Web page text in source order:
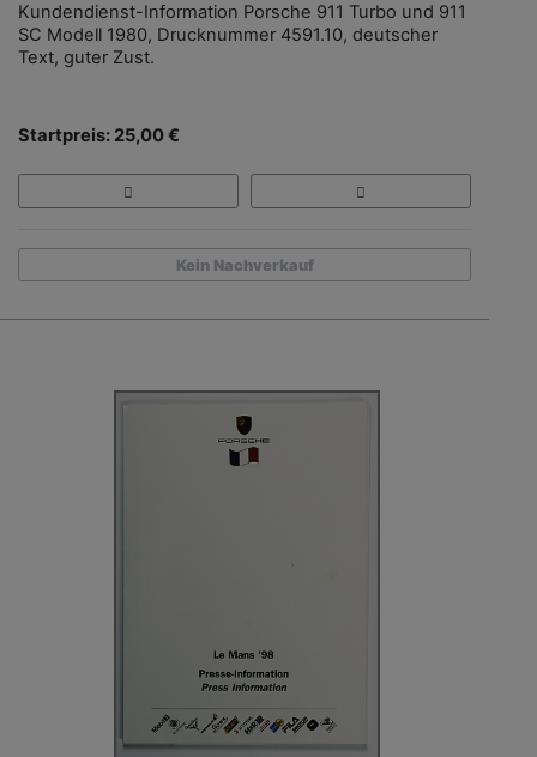
Kundendienst-Information Porsche 911 Turbo und 911
SC Modell 1980, Drucknummer 4591.10, deutscher
Text, guter Zust.
Startpreis: 25,00 €
Kein Nachverkauf